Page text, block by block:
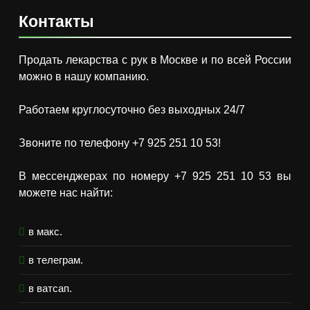
Контакты
Продать лекарства с рук в Москве и по всей России
можно в нашу компанию.
Работаем круглосуточно без выходных 24/7
Звоните по телефону +7 925 251 10 53!
В мессенджерах по номеру +7 925 251 10 53 вы
можете нас найти:
в макс.
в телеграм.
в ватсап.